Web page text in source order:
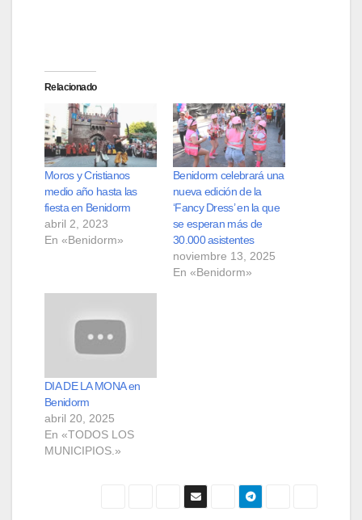
Relacionado
Moros y Cristianos
medio año hasta las
fiesta en Benidorm
abril 2, 2023
En «Benidorm»
Benidorm celebrará una
nueva edición de la
‘Fancy Dress’ en la que
se esperan más de
30.000 asistentes
noviembre 13, 2025
En «Benidorm»
DIA DE LA MONA en
Benidorm
abril 20, 2025
En «TODOS LOS
MUNICIPIOS.»